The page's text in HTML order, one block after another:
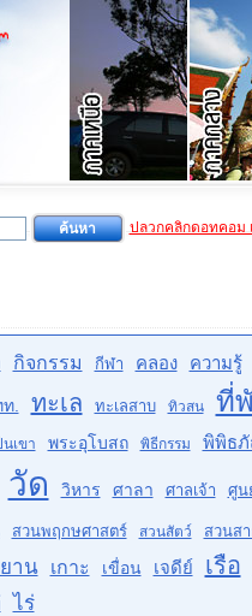
ปลวกคลิกดอทคอม
กิจกรรม กีฬา คลอง ความรู้
. ทะเล ทะเลสาบ ทิวสน ที่
เขา พระอุโบสถ พิธีกรรม พิพิธ
วัด วิหาร ศาลา ศาลเจ้า ศูน
สวนพฤกษศาสตร์ สวนสัตว์ สวนส
าน เกาะ เขื่อน เจดีย์ เรือ
ไร่